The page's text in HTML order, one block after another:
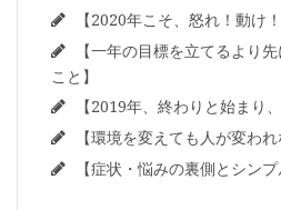
【2020年こそ、怒れ！動け
【一年の目標を立てるより
こと】
【2019年、終わりと始まり
【環境を変えても人が変われ
【症状・悩みの裏側とシンプ